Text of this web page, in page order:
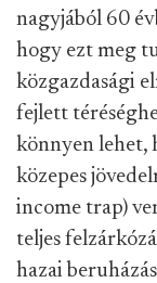
nagyjából 60
hogy ezt meg
közgazdasági
fejlett
könnyen lehet,
közepes
income trap)
teljes
hazai